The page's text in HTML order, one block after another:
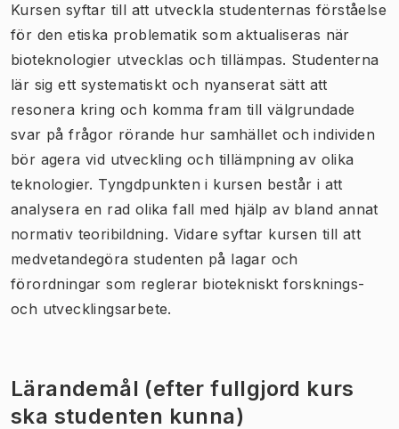
Kursen syftar till att utveckla studenternas förståelse
för den etiska problematik som aktualiseras när
bioteknologier utvecklas och tillämpas. Studenterna
lär sig ett systematiskt och nyanserat sätt att
resonera kring och komma fram till välgrundade
svar på frågor rörande hur samhället och individen
bör agera vid utveckling och tillämpning av olika
teknologier. Tyngdpunkten i kursen består i att
analysera en rad olika fall med hjälp av bland annat
normativ teoribildning. Vidare syftar kursen till att
medvetandegöra studenten på lagar och
förordningar som reglerar biotekniskt forsknings-
och utvecklingsarbete.
Lärandemål (efter fullgjord kurs
ska studenten kunna)